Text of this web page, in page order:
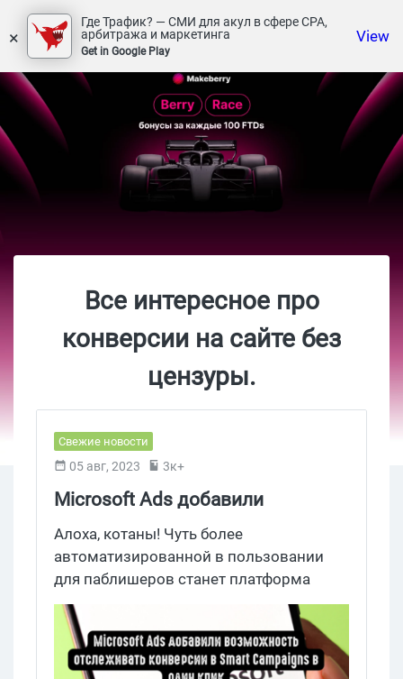
×
Где Трафик? — СМИ для акул в сфере СРА,
арбитража и маркетинга
Get in Google Play
View
Все интересное про
конверсии на сайте без
цензуры.
Свежие новости
05 авг, 2023 3к+
Microsoft Ads добавили
возможность отслеживать
конверсии в Smart Campaigns в
один клик
Алоха, котаны! Чуть более
автоматизированной в пользовании
для паблишеров станет платформа
Microsoft Ads. В своем недавнем
апдейте корпорация объявила о
внедрении политики free-code для
Smart Campaigns в отношении трекинга